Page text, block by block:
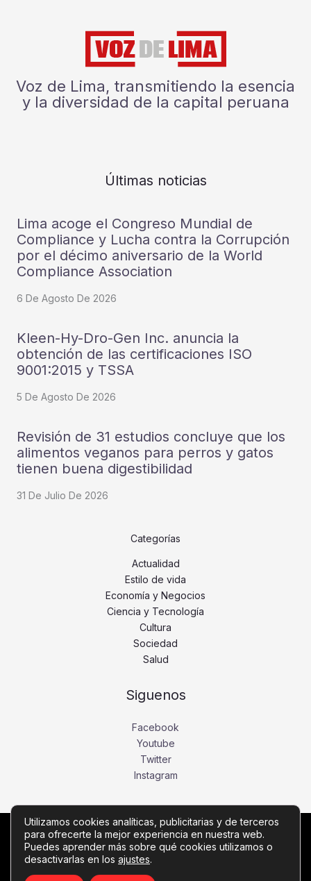
Voz de Lima, transmitiendo la esencia
y la diversidad de la capital peruana
Últimas noticias
Lima acoge el Congreso Mundial de
Compliance y Lucha contra la Corrupción
por el décimo aniversario de la World
Compliance Association
6 De Agosto De 2026
Kleen-Hy-Dro-Gen Inc. anuncia la
obtención de las certificaciones ISO
9001:2015 y TSSA
5 De Agosto De 2026
Revisión de 31 estudios concluye que los
alimentos veganos para perros y gatos
tienen buena digestibilidad
31 De Julio De 2026
Categorías
Actualidad
Estilo de vida
Economía y Negocios
Ciencia y Tecnología
Cultura
Sociedad
Salud
Siguenos
Facebook
Youtube
Twitter
Instagram
Copyright © Todos los derechos reservados -
vozdelima.com
Utilizamos cookies analíticas, publicitarias y de terceros
para ofrecerte la mejor experiencia en nuestra web.
Puedes aprender más sobre qué cookies utilizamos o
desactivarlas en los ajustes.